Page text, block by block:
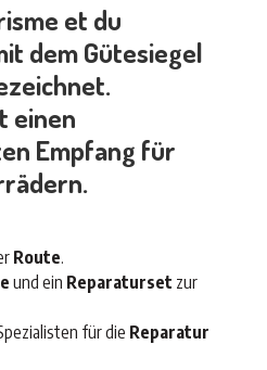
et du
dem Gütesiegel
einen
Empfang für
Route.
und ein Reparaturset zur
für die Reparatur